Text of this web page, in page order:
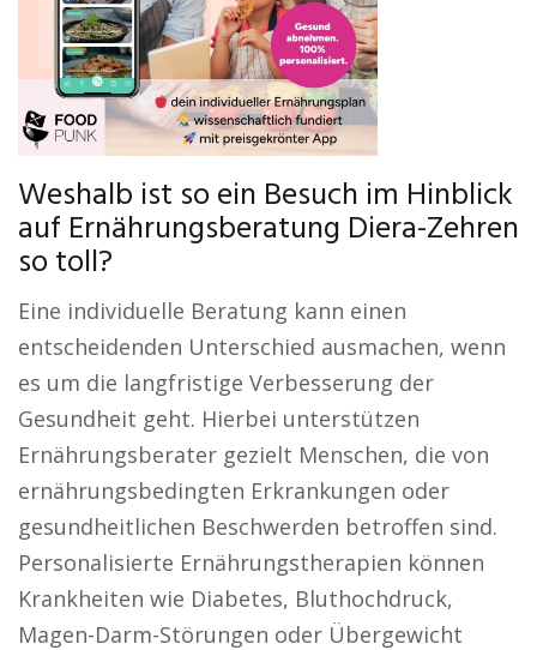
Weshalb ist so ein Besuch im Hinblick
auf Ernährungsberatung Diera-Zehren
so toll?
Eine individuelle Beratung kann einen
entscheidenden Unterschied ausmachen, wenn
es um die langfristige Verbesserung der
Gesundheit geht. Hierbei unterstützen
Ernährungsberater gezielt Menschen, die von
ernährungsbedingten Erkrankungen oder
gesundheitlichen Beschwerden betroffen sind.
Personalisierte Ernährungstherapien können
Krankheiten wie Diabetes, Bluthochdruck,
Magen-Darm-Störungen oder Übergewicht